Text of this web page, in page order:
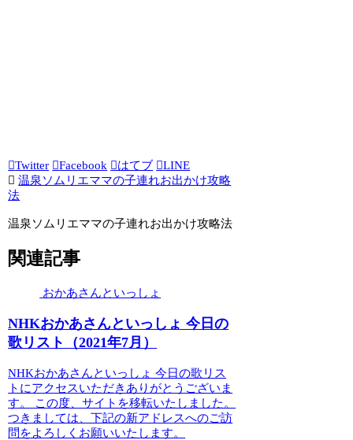
Twitter Facebook はてブ
LINE
温泉ソムリエママの子連れお出かけ攻略
法
温泉ソムリエママの子連れお出かけ攻略法
関連記事
おかあさんといっしょ
NHKおかあさんといっしょ 今日の
歌リスト（2021年7月）
NHKおかあさんといっしょ 今日の歌リス
トにアクセスいただきありがとうございま
す。 この度、サイトを移転いたしました。
つきましては、下記の新アドレスへのご訪
問をよろしくお願いいたします。